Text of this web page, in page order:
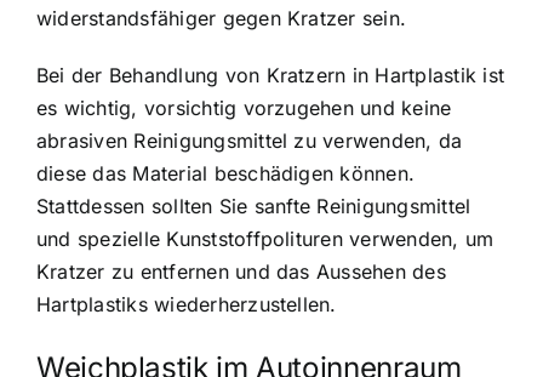
widerstandsfähiger gegen Kratzer sein.
Bei der Behandlung von Kratzern in Hartplastik ist
es wichtig, vorsichtig vorzugehen und keine
abrasiven Reinigungsmittel zu verwenden, da
diese das Material beschädigen können.
Stattdessen sollten Sie sanfte Reinigungsmittel
und spezielle Kunststoffpolituren verwenden, um
Kratzer zu entfernen und das Aussehen des
Hartplastiks wiederherzustellen.
Weichplastik im Autoinnenraum